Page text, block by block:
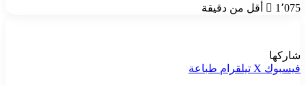
1٬075
أقل من دقيقة
شاركها
فيسبوك ‫X تيلقرام طباعة